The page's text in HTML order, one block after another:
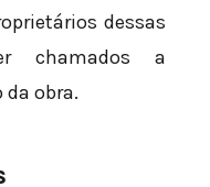
dessas
chamados a
obra.